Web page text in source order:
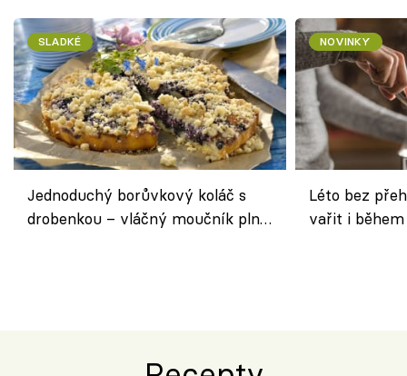
SLADKÉ
Jednoduchý borůvkový koláč s
drobenkou – vláčný moučník plný
NOVINKY
Léto bez
vařit i